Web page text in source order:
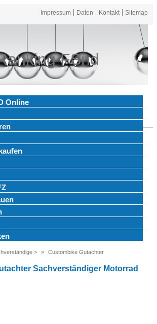
Impressum Daten Kontakt Sitemap
FSnd
Online
>
Custombike Gutachter
Sachverständiger Motorrad